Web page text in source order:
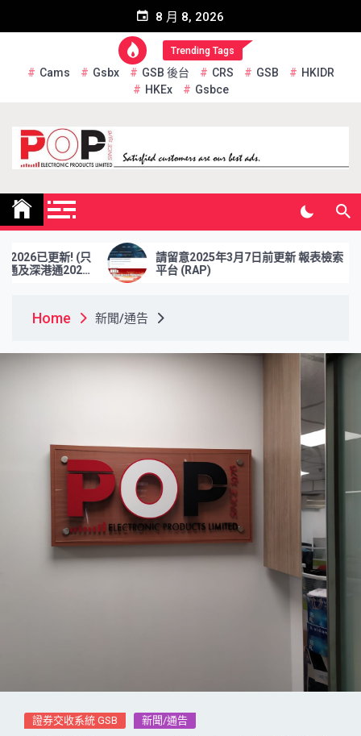
8 月 8, 2026
Trending Tags
Cams Gsbx GSB 後台 CRS GSB
HKIDR
HKEx
Gsbce
Pop Electronic Products
Limited
! (只
2026
請留意2025年3月7日前更新 報表檢索
平台 (RAP)
Home 新聞/通告
證券交收系統 GSB 新聞/通告